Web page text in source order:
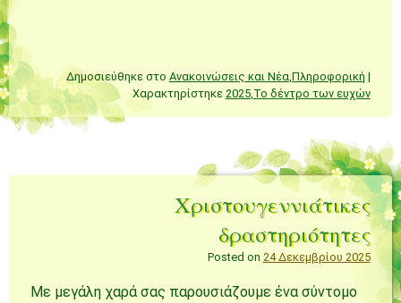
Δημοσιεύθηκε στο Ανακοινώσεις και Νέα,Πληροφορική |
Χαρακτηρίστηκε 2025,Το δέντρο των ευχών
Χριστουγεννιάτικες
δραστηριότητες
Posted on 24 Δεκεμβρίου 2025
Με μεγάλη χαρά σας παρουσιάζουμε ένα σύντομο